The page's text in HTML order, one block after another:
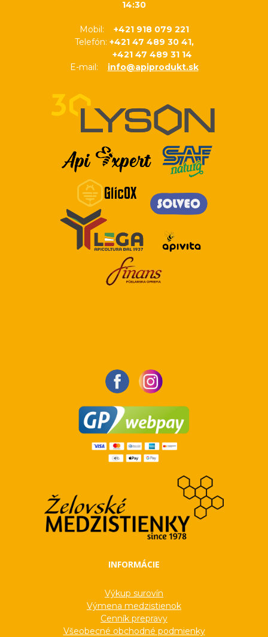
14:30
Mobil: +421 918 079 221
Telefón: +421 47 489 30 41,
+421 47 489 31 14
E-mail: info@apiprodukt.sk
INFORMÁCIE
Výkup surovín
Výmena medzistienok
Cenník prepravy
Všeobecné obchodné podmienky